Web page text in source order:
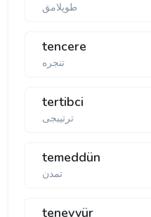
طوپلامق
tencere
تنجره
tertibci
ترتیبجی
temeddün
تمدن
tenevvür